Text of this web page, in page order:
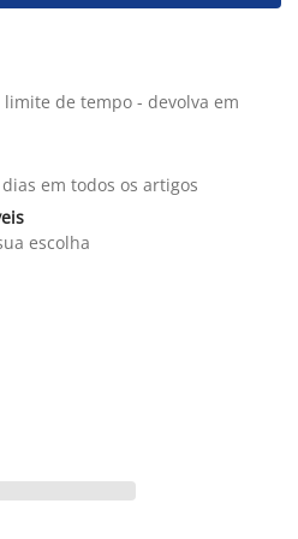
de tempo - devolva em
em todos os artigos
escolha